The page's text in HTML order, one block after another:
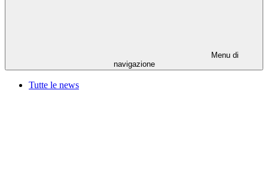
Menu di
navigazione
Tutte le news